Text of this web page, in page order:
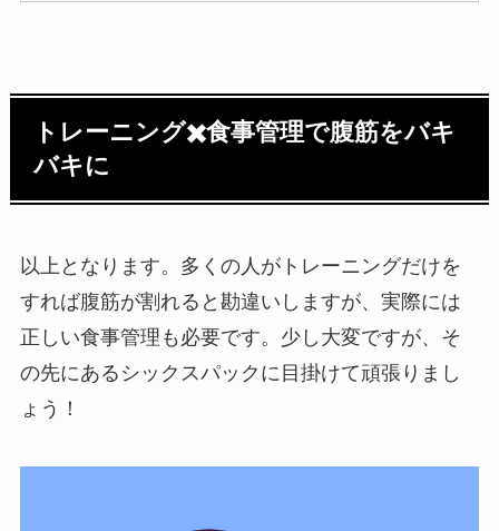
トレーニング✖️食事管理で腹筋をバキ
バキに
以上となります。多くの人がトレーニングだけを
すれば腹筋が割れると勘違いしますが、実際には
正しい食事管理も必要です。少し大変ですが、そ
の先にあるシックスパックに目掛けて頑張りまし
ょう！